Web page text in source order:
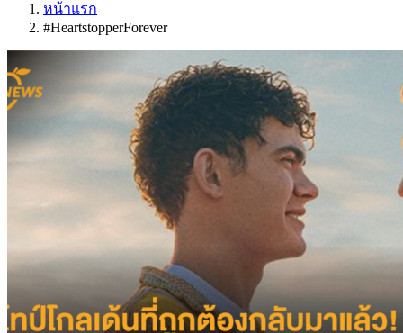
หน้าแรก
#HeartstopperForever